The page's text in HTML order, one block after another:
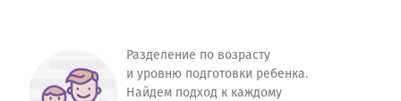
Разделение по возрасту
и уровню подготовки ребенка.
Найдем подход к каждому